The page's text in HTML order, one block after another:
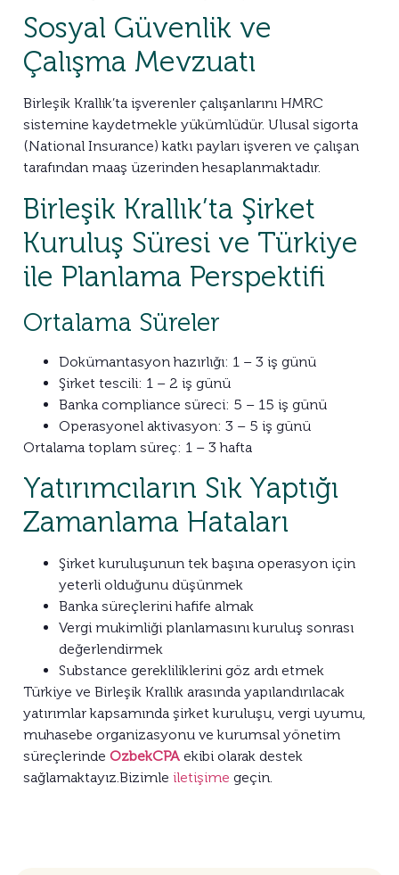
Sosyal Güvenlik ve
Çalışma Mevzuatı
Birleşik Krallık’ta işverenler çalışanlarını HMRC
sistemine kaydetmekle yükümlüdür. Ulusal sigorta
(National Insurance) katkı payları işveren ve çalışan
tarafından maaş üzerinden hesaplanmaktadır.
Birleşik Krallık’ta Şirket
Kuruluş Süresi ve Türkiye
ile Planlama Perspektifi
Ortalama Süreler
Dokümantasyon hazırlığı: 1 – 3 iş günü
Şirket tescili: 1 – 2 iş günü
Banka compliance süreci: 5 – 15 iş günü
Operasyonel aktivasyon: 3 – 5 iş günü
Ortalama toplam süreç: 1 – 3 hafta
Yatırımcıların Sık Yaptığı
Zamanlama Hataları
Şirket kuruluşunun tek başına operasyon için
yeterli olduğunu düşünmek
Banka süreçlerini hafife almak
Vergi mukimliği planlamasını kuruluş sonrası
değerlendirmek
Substance gerekliliklerini göz ardı etmek
Türkiye ve Birleşik Krallık arasında yapılandırılacak
yatırımlar kapsamında şirket kuruluşu, vergi uyumu,
muhasebe organizasyonu ve kurumsal yönetim
süreçlerinde OzbekCPA ekibi olarak destek
sağlamaktayız.Bizimle iletişime geçin.